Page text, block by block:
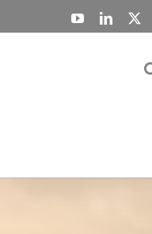
Facebook
X
LinkedIn
YouTube